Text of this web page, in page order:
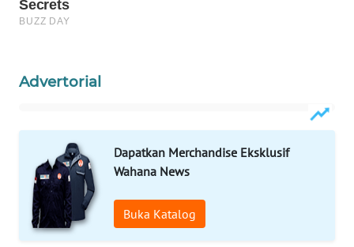
Advertorial
Dapatkan Merchandise Eksklusif
Wahana News
Buka Katalog
ALPERKLINAS
NEWS
SITUNGIR
NEWS
SIDIKALANG